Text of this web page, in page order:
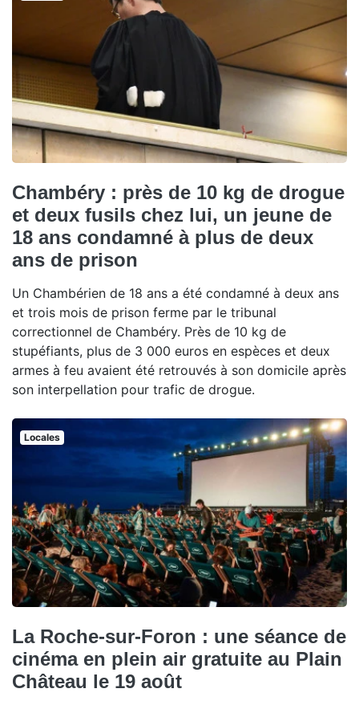
Chambéry : près de 10 kg de drogue
et deux fusils chez lui, un jeune de
18 ans condamné à plus de deux
ans de prison
Un Chambérien de 18 ans a été condamné à deux ans
et trois mois de prison ferme par le tribunal
correctionnel de Chambéry. Près de 10 kg de
stupéfiants, plus de 3 000 euros en espèces et deux
armes à feu avaient été retrouvés à son domicile après
son interpellation pour trafic de drogue.
Locales
La Roche-sur-Foron : une séance de
cinéma en plein air gratuite au Plain
Château le 19 août